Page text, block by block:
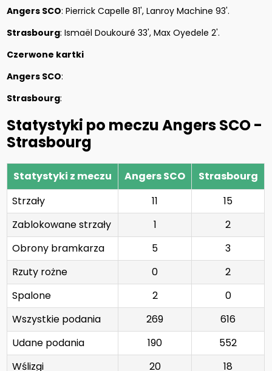
Angers SCO: Pierrick Capelle 81', Lanroy Machine 93'.
Strasbourg: Ismaël Doukouré 33', Max Oyedele 2'.
Czerwone kartki
Angers SCO:
Strasbourg:
Statystyki po meczu Angers SCO -
Strasbourg
Statystyki z meczu Angers SCO
Strasbourg
Strzały
11
15
Zablokowane strzały
1
2
Obrony bramkarza
5
3
Rzuty rożne
0
2
Spalone
2
0
Wszystkie podania
269
616
Udane podania
190
552
Wślizgi
20 18